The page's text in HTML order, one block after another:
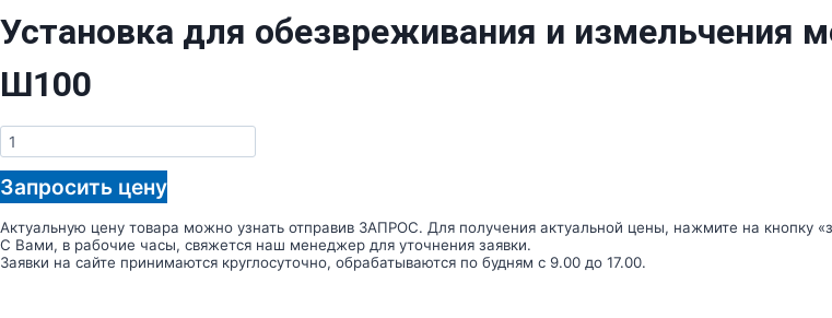
Установка для обезвреживания и измельчения
Ш100
Количество
товара
Установка
для
обезвреживания
и
измельчения
медицинских
отходов
Запросить цену
Актуальную цену товара можно узнать отправив ЗАПРОС. Для получения актуальной цены, нажмите на кнопку
С Вами, в рабочие часы, свяжется наш менеджер для уточнения заявки.
Заявки на сайте принимаются круглосуточно, обрабатываются по будням с 9.00 до 17.00.